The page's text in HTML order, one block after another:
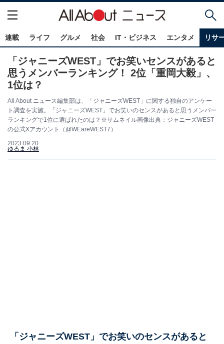
連載 ライフ グルメ 社会 IT・ビジネス エンタメ リサ
「ジャニーズWEST」でお笑いセンスがあると
思うメンバーランキング！ 2位「重岡大毅」、
1位は？
All About ニュース編集部は、「ジャニーズWEST」に関する独自のアンケー
ト調査を実施。「ジャニーズWEST」でお笑いのセンスがあると思うメンバー
ランキングで1位に選ばれたのは？※サムネイル画像出典：ジャニーズWEST
の公式Xアカウント（@WEareWEST7）
2023.09.20
ゆるま 小林
「ジャニーズWEST」でお笑いのセンスがあると